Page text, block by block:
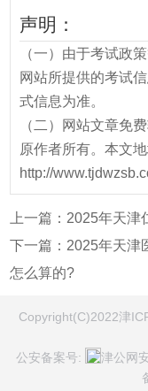
声明：
（一）由于考试政
网站所提供的考试
式信息为准。
（二）网站文章免
原作者所有。本文地
http://
上一篇： 2025年天津
下一篇： 2025年天津
怎么算的?
Copyright(C)2022津
公安备案号:
津公网